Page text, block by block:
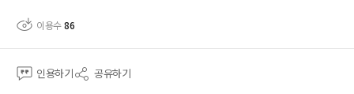
이용수86
인용하기 공유하기